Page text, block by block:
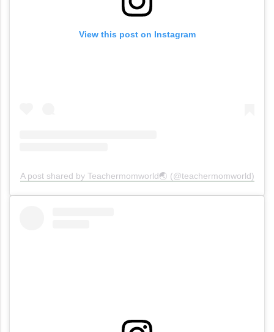
View this post on Instagram
A post shared by Teachermomworld🌏 (@teachermomworld)